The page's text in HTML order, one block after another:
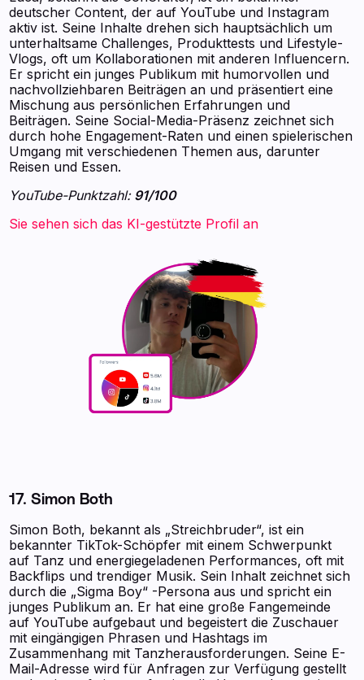
deutscher Content, der auf YouTube und Instagram
aktiv ist. Seine Inhalte drehen sich hauptsächlich um
unterhaltsame Challenges, Produkttests und Lifestyle-
Vlogs, oft um Kollaborationen mit anderen Influencern.
Er spricht ein junges Publikum mit humorvollen und
nachvollziehbaren Beiträgen an und präsentiert eine
Mischung aus persönlichen Erfahrungen und
Beiträgen. Seine Social-Media-Präsenz zeichnet sich
durch hohe Engagement-Raten und einen spielerischen
Umgang mit verschiedenen Themen aus, darunter
Reisen und Essen.
YouTube-Punktzahl:91/100
Sie sehen sich das KI-gestützte Profil an
17. Simon Both
Simon Both, bekannt als „Streichbruder“, ist ein
bekannter TikTok-Schöpfer mit einem Schwerpunkt
auf Tanz und energiegeladenen Performances, oft mit
Backflips und trendiger Musik. Sein Inhalt zeichnet sich
durch die „Sigma Boy“ -Persona aus und spricht ein
junges Publikum an. Er hat eine große Fangemeinde
auf YouTube aufgebaut und begeistert die Zuschauer
mit eingängigen Phrasen und Hashtags im
Zusammenhang mit Tanzherausforderungen. Seine E-
Mail-Adresse wird für Anfragen zur Verfügung gestellt